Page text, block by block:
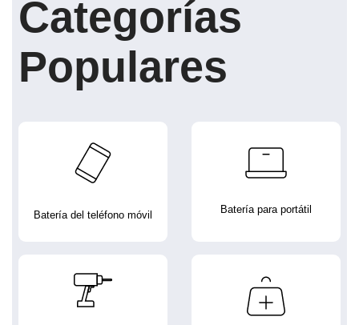
Categorías
Populares
Batería del teléfono móvil Batería para portátil